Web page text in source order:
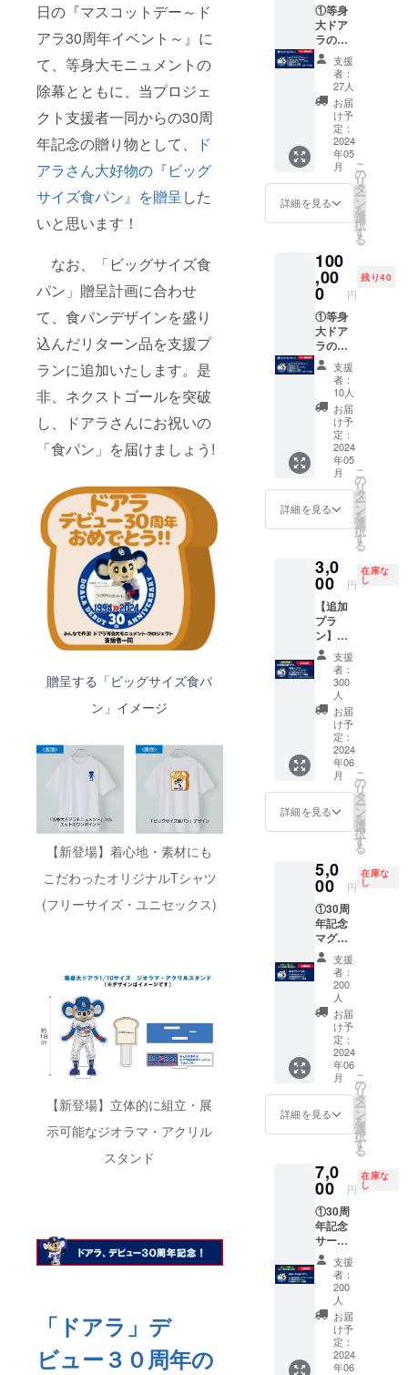
日の『マスコットデー～ド
アラ30周年イベント～』に
て、等身大モニュメントの
除幕とともに、当プロジェ
クト支援者一同からの30周
年記念の贈り物として、
ド
アラさん大好物の『ビッグ
サイズ食パン』を贈呈 した
いと思います！
なお、「ビッグサイズ食
パン」贈呈計画に合わせ
て、食パンデザインを盛り
込んだリターン品を支援プ
ランに追加いたします。是
非、ネクストゴールを突破
し、ドアラさんにお祝いの
「食パン」を届けましょう!
贈呈する「ビッグサイズ食パ
ン」イメージ
【新登場】着心地・素材にも
こだわったオリジナルTシャツ
(フリーサイズ・ユニセックス)
【新登場】立体的に組立・展
示可能なジオラマ・アクリル
スタンド
「ドアラ」デ
ビュー３０周年の
①等身
大ドア
ラの
1/10ス
ケー
ル・ド
アラ
フィ
ギュ
ア、②
等身大
ドアラ
のミニ
チュ
ア・
キーホ
ダー、
③5月26
日vsヤ
クル
ト・三
塁側内
野B席(1
枚 ※席
番は選
べませ
ん)、
④5月26
日試合
後ス
テージ
イベン
ト参加
券、
⑤30周
年記念
カー、
⑥支援
御礼
メッ
セージ
画像、
⑦お披
露目当
日(5月
26日)の
中日ス
ポーツ
紙面で
の支援
者名(フ
ルネー
ム)掲
載・サ
※紙面に
CAMPF
IREにご
登録の
お名前
をフル
ネーム
で記載
させて
頂きま
す。支
援者を
紙面に
掲載し
たくな
い方
は、備
「名前
掲載な
お願い
しま
す。複
数支援
をされ
ても掲
載する
お名前
は1回で
す。
支援
者：
27人
お届
け予
定：
2024
年05
月
詳細を見る
こ
の
リ
タ
ー
ン
を
選
択
す
る
100
,00
0 円
残り40
①等身
大ドア
ラの
1/10ス
ケー
ル・ド
アラ
フィ
ギュ
ア、②
等身大
ドアラ
のミニ
チュ
ア・
キーホ
ダー、
③30周
年記念
マグ
カッ
プ、
④30周
年記念
サーモ
ステン
レスボ
トル、
⑤30周
年記念
ステッ
カー、
⑥支援
御礼
⑦お披
露目当
日(5月
26日)の
中日ス
ポーツ
紙面で
の支援
者名(フ
ルネー
ム)掲
載・サ
イズ小
※紙面に
CAMPF
IREにご
登録の
お名前
で記載
させて
頂きま
す。支
援者を
紙面に
掲載し
たくな
い方
は、備
考欄に
「名前
掲載な
し」と
支援
者：
10人
お届
け予
定：
2024
年05
月
詳細を見る
こ
の
リ
タ
ー
ン
を
選
択
す
る
3,0
00 円
在庫な
し
【追加
プラ
ン】①
等身大
ドアラ
のミニ
チュ
ア・
キーホ
ダー、
②30周
年記念
ステッ
カー、
セージ
画像 ※
追加プ
ランの
方への
お届け
は6月以
降とな
りま
す。
支援
者：
300
人
お届
け予
定：
2024
年06
月
詳細を見る
こ
の
リ
タ
ー
ン
を
選
択
す
る
5,0
00 円
在庫な
し
①30周
年記念
マグ
カッ
プ、
②30周
年記念
ステッ
カー、
③支援
御礼
メッ
セージ
画像
支援
者：
200
人
お届
け予
定：
2024
年06
月
詳細を見る
こ
の
リ
タ
ー
ン
を
選
択
す
る
7,0
00 円
在庫な
し
①30周
年記念
サーモ
ステン
レスボ
トル、
②30周
年記念
ステッ
カー、
③支援
御礼
支援
者：
200
人
お届
け予
定：
2024
年06